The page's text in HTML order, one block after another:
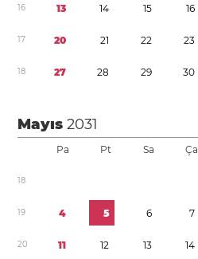
16 13 14 15 16
17 20 21 22 23
18 27 28 29 30
Mayıs2031
Pa Pt Sa Ça
18
19 4 5 6 7
20 11 12 13 14